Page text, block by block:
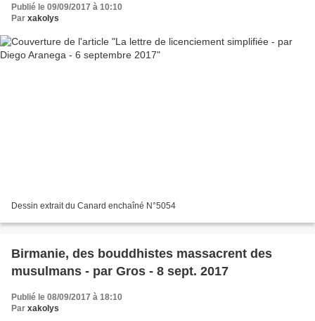
Publié le 09/09/2017 à 10:10
Par xakolys
Dessin extrait du Canard enchaîné N°5054
Birmanie, des bouddhistes massacrent des
musulmans - par Gros - 8 sept. 2017
Publié le 08/09/2017 à 18:10
Par xakolys